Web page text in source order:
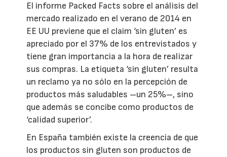
El informe Packed Facts sobre el análisis del
mercado realizado en el verano de 2014 en
EE UU previene que el claim ‘sin gluten’ es
apreciado por el 37% de los entrevistados y
tiene gran importancia a la hora de realizar
sus compras. La etiqueta ‘sin gluten’ resulta
un reclamo ya no sólo en la percepción de
productos más saludables –un 25%–, sino
que además se concibe como productos de
‘calidad superior’.
En España también existe la creencia de que
los productos sin gluten son productos de